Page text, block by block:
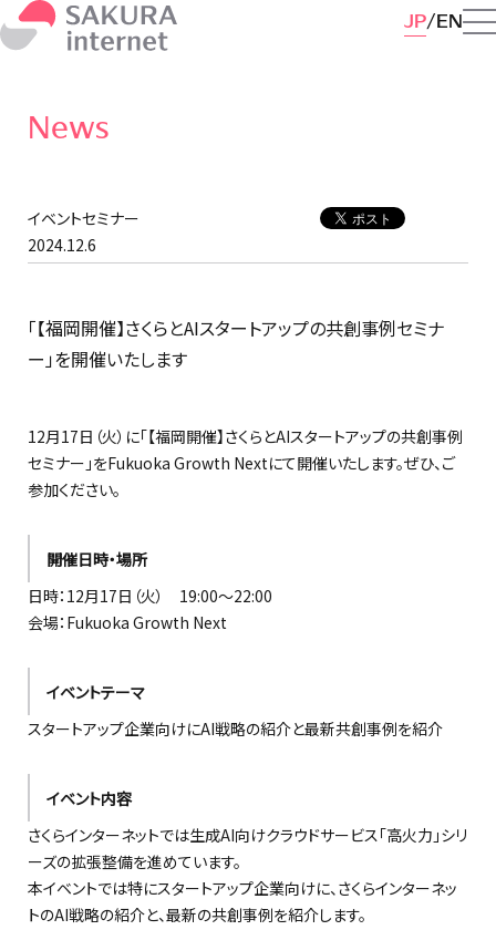
JP EN
News
イベントセミナー
2024.12.6
「【福岡開催】さくらとAIスタートアップの共創事例セミナ
ー」を開催いたします
12月17日（火）に「【福岡開催】さくらとAIスタートアップの共創事例
セミナー」をFukuoka Growth Nextにて開催いたします。ぜひ、ご
参加ください。
開催日時・場所
日時：12月17日（火） 19:00〜22:00
会場：Fukuoka Growth Next
イベントテーマ
スタートアップ企業向けにAI戦略の紹介と最新共創事例を紹介
イベント内容
さくらインターネットでは生成AI向けクラウドサービス「高火力」シリ
ーズの拡張整備を進めています。
本イベントでは特にスタートアップ企業向けに、さくらインターネッ
トのAI戦略の紹介と、最新の共創事例を紹介します。